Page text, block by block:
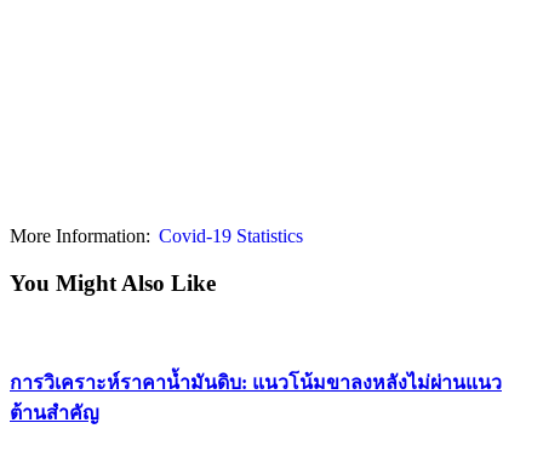
More Information: Covid-19 Statistics
You Might Also Like
การวิเคราะห์ราคาน้ำมันดิบ: แนวโน้มขาลงหลังไม่ผ่านแนว
ต้านสำคัญ